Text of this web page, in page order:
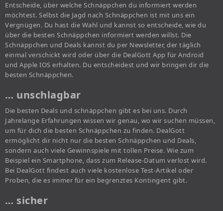
Entscheide, über welche Schnäppchen du informiert werden
möchtest. Selbst die Jagd nach Schnäppchen ist mit uns ein
Vergnügen. Du hast die Wahl und kannst so entscheide, wie du
über die besten Schnäppchen informiert werden willst. Die
Schnäppchen und Deals kannst du per Newsletter, der täglich
einmal verschickt wird oder über die DealGott App für Android
und Apple IOS erhalten. Du entscheidest und wir bringen dir die
besten Schnäppchen.
… unschlagbar
Die besten Deals und schnäppchen gibt es bei uns. Durch
Jahrelange Erfahrungen wissen wir genau, wo wir suchen müssen,
um für dich die besten Schnäppchen zu finden. DealGott
ermöglicht dir nicht nur die besten Schnäppchen und Deals,
sondern auch viele Gewinnspiele mit tollen Preise. Wie zum
Beispiel ein Smartphone, dass zum Release-Datum verlost wird.
Bei DealGott findest auch viele kostenlose Test-Artikel oder
Proben, die es immer für ein begrenztes Kontingent gibt.
… sicher